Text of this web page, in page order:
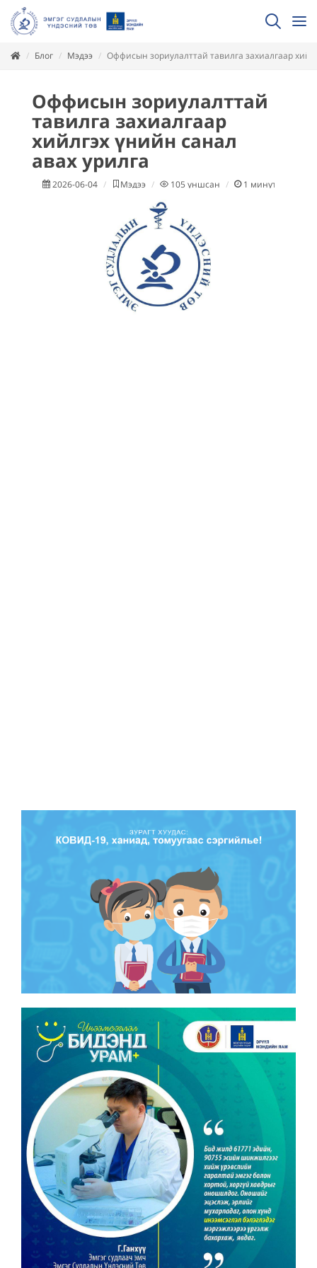
Блог Мэдээ Оффисын зориулалттай тавилга захиалгаар
Оффисын зориулалттай
тавилга захиалгаар
хийлгэх үнийн санал
авах урилга
2026-06-04 Мэдээ 105 уншсан 1 минут уншина